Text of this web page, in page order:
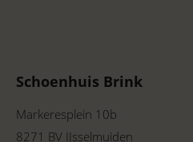
Schoenhuis Brink
Markeresplein 10b
8271 BV IJsselmuiden